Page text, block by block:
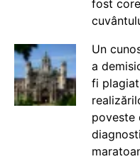
fost
Un
a
fi
poveste